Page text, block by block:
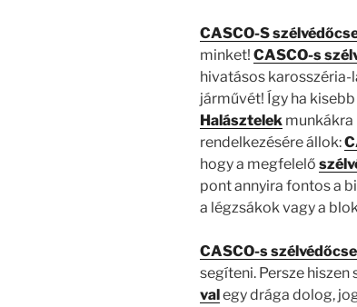
CASCO-S
minket! CASCO-s
hivatásos karosszéria-
járművét! Így ha kisebb
Halásztelek munkákra
rendelkezésére állok:
hogy a megfelelő
pont annyira fontos a
a légzsákok vagy a
CASCO-s
segíteni. Persze hiszen
valegy drága dolog,